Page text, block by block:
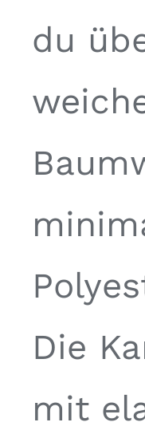
du
Die
mit